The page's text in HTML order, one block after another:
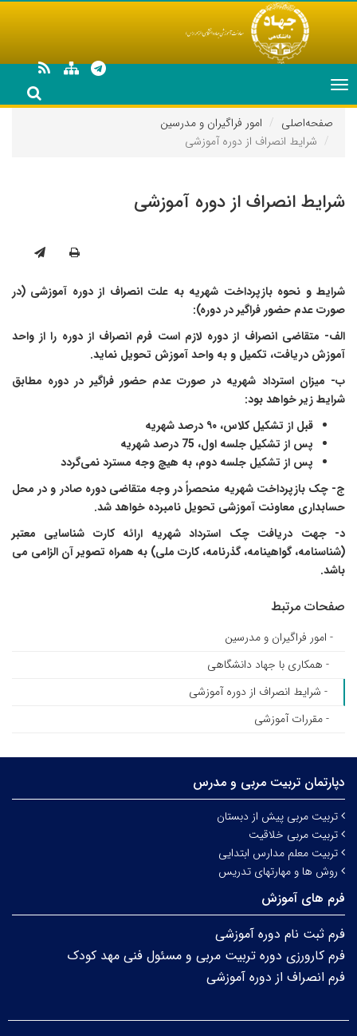
Toggle
navigation
صفحه‌اصلی
امور فراگیران و مدرسین
شرایط انصراف از دوره آموزشی
شرایط انصراف از دوره آموزشی
شرایط و نحوه بازپرداخت شهریه به علت انصراف از دوره آموزشی (در
صورت عدم حضور فراگیر در دوره):
الف- متقاضی انصراف از دوره لازم است فرم انصراف از دوره را از واحد
آموزش دریافت، تکمیل و به واحد آموزش تحویل نماید.
ب- میزان استرداد شهریه در صورت عدم حضور فراگیر در دوره مطابق
شرایط زیر خواهد بود:
قبل از تشکیل کلاس، ۹۰ درصد شهریه
پس از تشکیل جلسه اول، 75 درصد شهریه
پس از تشکیل جلسه دوم، به هیچ وجه مسترد نمی‌گردد
ج- چک بازپرداخت شهریه منحصراً در وجه متقاضی دوره صادر و در محل
حسابداری معاونت آموزشی تحویل نامبرده خواهد شد.
د- جهت دریافت چک استرداد شهریه ارائه کارت شناسایی معتبر
(شناسنامه، گواهینامه، گذرنامه، کارت ملی) به همراه تصویر آن الزامی می
باشد.
صفحات مرتبط
- امور فراگیران و مدرسین
- همکاری با جهاد دانشگاهی
- شرایط انصراف از دوره آموزشی
- مقررات آموزشی
دپارتمان تربیت‌ مربی و مدرس
تربیت مربی پیش از دبستان
تربیت مربی خلاقیت
تربیت معلم مدارس ابتدایی
روش ها و مهارتهای تدریس
فرم های آموزش
فرم ثبت نام دوره آموزشی
فرم کارورزی دوره تربیت مربی و مسئول فنی مهد کودک
فرم انصراف از دوره آموزشی